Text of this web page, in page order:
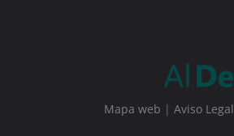
Mapa web | Aviso Legal